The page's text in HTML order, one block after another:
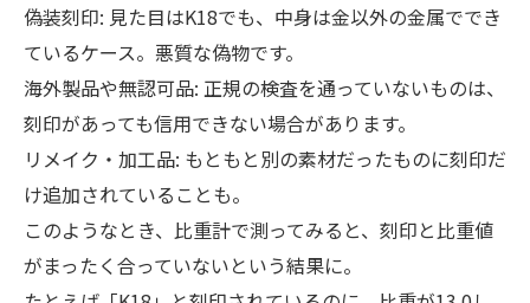
偽装刻印: 見た目はK18でも、中身は金以外の金属ででき
ているケース。悪質な偽物です。
海外製品や無認可品: 正規の検査を通っていないものは、
刻印があっても信用できない場合があります。
リメイク・加工品: もともと別の素材だったものに刻印だ
け追加されていることも。
このようなとき、比重計で測ってみると、刻印と比重値
がまったく合っていないという結果に。